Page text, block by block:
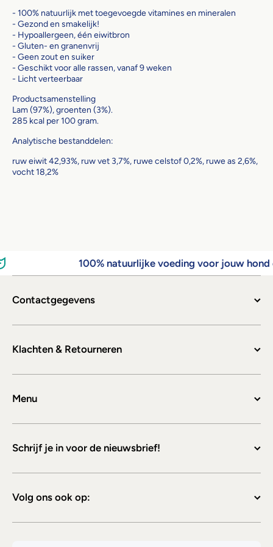
- 100% natuurlijk met toegevoegde vitamines en mineralen
- Gezond en smakelijk!
- Hypoallergeen, één eiwitbron
- Gluten- en granenvrij
- Geen zout en suiker
- Geschikt voor alle rassen, vanaf 9 weken
- Licht verteerbaar
Productsamenstelling
Lam (97%), groenten (3%).
285 kcal per 100 gram.
Analytische bestanddelen:
ruw eiwit 42,93%, ruw vet 3,7%, ruwe celstof 0,2%, ruwe as 2,6%,
vocht 18,2%
100% natuurlijke voeding voor jouw hond
Contactgegevens
Klachten & Retourneren
Menu
Schrijf je in voor de nieuwsbrief!
Volg ons ook op: